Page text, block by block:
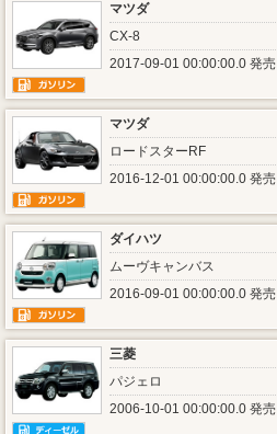
マツダ
CX-8
2017-09-01 00:00:00.0 発売
マツダ
ロードスターRF
2016-12-01 00:00:00.0 発売
ダイハツ
ムーヴキャンバス
2016-09-01 00:00:00.0 発売
三菱
パジェロ
2006-10-01 00:00:00.0 発売